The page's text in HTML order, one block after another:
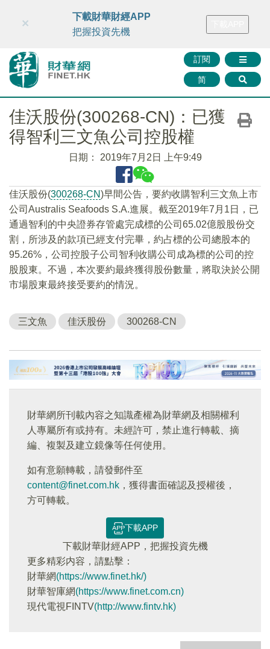
財華智庫網 FINTV FINMETA 財華證券 媒體矩陣
訂閱
简
×
下載財華財經APP
把握投資先機
佳沃股份(300268-CN)：已獲
得智利三文魚公司控股權
日期： 2019年7月2日 上午9:49
佳沃股份(300268-CN)早間公告，要約收購智利三文魚上市
公司Australis Seafoods S.A.進展。截至2019年7月1日，已
通過智利的中央證券存管處完成標的公司65.02億股股份交
割，所涉及的款項已經支付完畢，約占標的公司總股本的
95.26%，公司控股子公司智利收購公司成為標的公司的控
股股東。不過，本次要約最終獲得股份數量，將取決於公開
市場股東最終接受要約的情況。
三文魚 佳沃股份 300268-CN
財華網所刊載內容之知識產權為財華網及相關權利
人專屬所有或持有。未經許可，禁止進行轉載、摘
編、複製及建立鏡像等任何使用。
如有意願轉載，請發郵件至
content@finet.com.hk ，獲得書面確認及授權後，
方可轉載。
下載APP
下載財華財經APP，把握投資先機
更多精彩内容，請點擊：
財華網(https://www.finet.hk/)
財華智庫網(https://www.finet.com.cn)
現代電視FINTV(http://www.fintv.hk)